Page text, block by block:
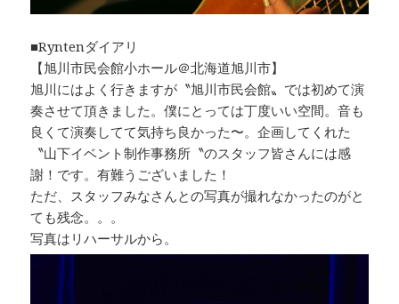
■Ryntenダイアリ
【旭川市民会館小ホール＠北海道旭川市】
旭川にはよく行きますが〝旭川市民会館〟では初めて演
奏させて頂きました。僕にとっては丁度いい空間。音も
良くて演奏してて気持ち良かった〜。企画してくれた
〝山下イベント制作事務所〝のスタッフ皆さんには感
謝！です。有難うございました！
ただ、スタッフみなさんとの写真が撮れなかったのがと
ても残念。。。
写真はリハーサルから。